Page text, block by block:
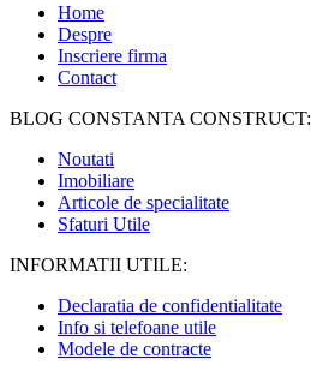
Home
Despre
Inscriere firma
Contact
BLOG CONSTANTA CONSTRUCT:
Noutati
Imobiliare
Articole de specialitate
Sfaturi Utile
INFORMATII UTILE:
Declaratia de confidentialitate
Info si telefoane utile
Modele de contracte